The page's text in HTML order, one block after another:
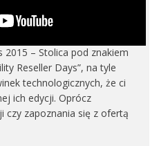
2015 – Stolica pod znakiem
Reseller Days”, na tyle
technologicznych, że ci
ich edycji. Oprócz
czy zapoznania się z ofertą